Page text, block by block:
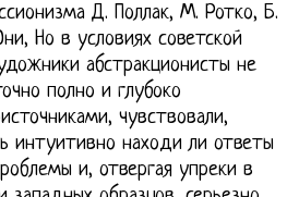
Д. Поллак, М. Ротко, Б.
Но в условиях советской
абстракционисты не
полно и глубоко
чувствовали,
интуитивно находи ли ответы
и, отвергая упреки в